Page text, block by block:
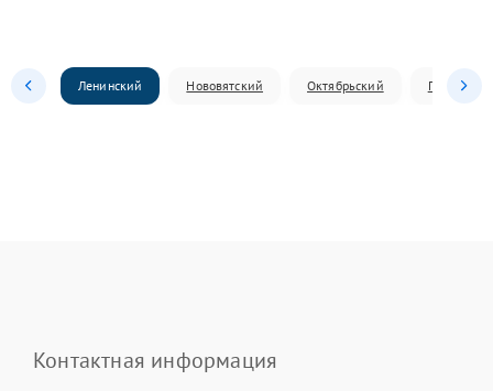
Ленинский Нововятский Октябрьский
Контактная информация